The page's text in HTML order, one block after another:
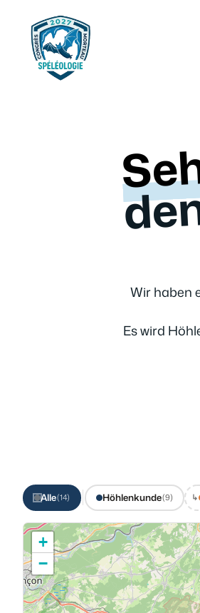
Inhalt
springen
Wir haben
Es wird
Alle(14) Höhlenkunde(9) ↳
+
−